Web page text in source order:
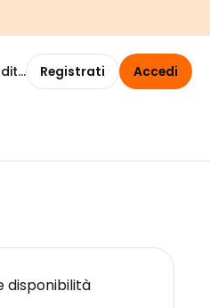
Registrati Accedi
disponibilità